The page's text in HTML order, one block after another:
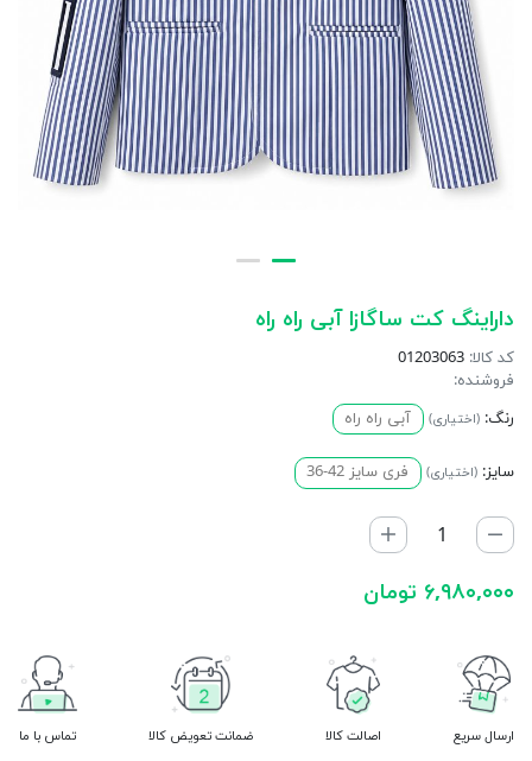
داراينگ کت ساگازا آبی راه راه
کد کالا: 01203063
فروشنده:
رنگ: (اختیاری) آبی راه راه
سایز: (اختیاری) فری سایز 42-36
۶,۹۸۰,۰۰۰ تومان
ارسال سریع اصالت کالا ضمانت تعویض کالا تماس با ما